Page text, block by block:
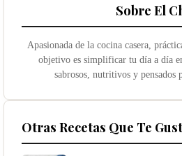
Sobre El
Apasionada de la cocina casera,
objetivo es simplificar tu día a día
sabrosos, nutritivos y pensados
Otras Recetas Que Te